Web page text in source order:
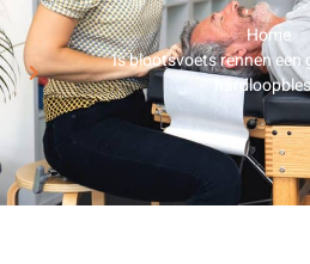
Home
Is blootsvoets rennen